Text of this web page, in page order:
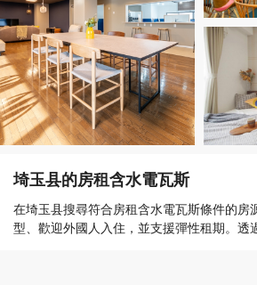
埼玉县的房租含水電瓦斯
在埼玉县搜尋符合房租含水電瓦斯條件的房
型、歡迎外國人入住，並支援彈性租期。透